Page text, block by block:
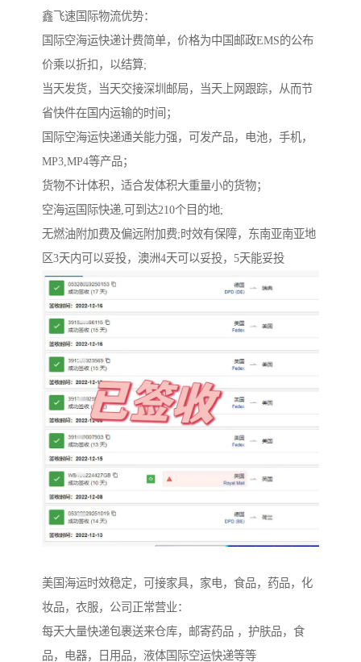
鑫飞速国际物流优势：
国际空海运快递计费简单，价格为中国邮政EMS的公布
价乘以折扣，以结算;
当天发货，当天交接深圳邮局，当天上网跟踪，从而节
省快件在国内运输的时间；
国际空海运快递通关能力强，可发产品，电池，手机，
MP3,MP4等产品；
货物不计体积，适合发体积大重量小的货物；
空海运国际快递,可到达210个目的地;
无燃油附加费及偏远附加费;时效有保障，东南亚南亚地
区3天内可以妥投，澳洲4天可以妥投，5天能妥投
美国海运时效稳定，可接家具，家电，食品，药品，化
妆品，衣服，公司正常营业：
每天大量快递包裹送来仓库，邮寄药品 ，护肤品，食
品，电器，日用品，液体国际空运快递等等